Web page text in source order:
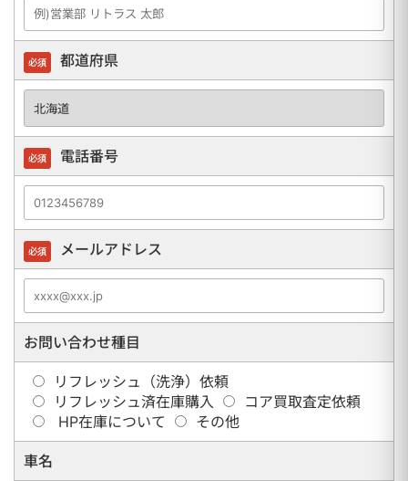
必須 都道府県
必須 電話番号
必須 メールアドレス
お問い合わせ種目
リフレッシュ（洗浄）依頼
リフレッシュ済在庫購入
コア買取査定依頼
HP在庫について
その他
車名